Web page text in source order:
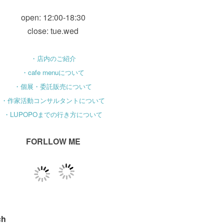
open: 12:00-18:30
close: tue.wed
・店内のご紹介
・cafe menuについて
・個展・委託販売について
・作家活動コンサルタントについて
・LUPOPOまでの行き方について
FORLLOW ME